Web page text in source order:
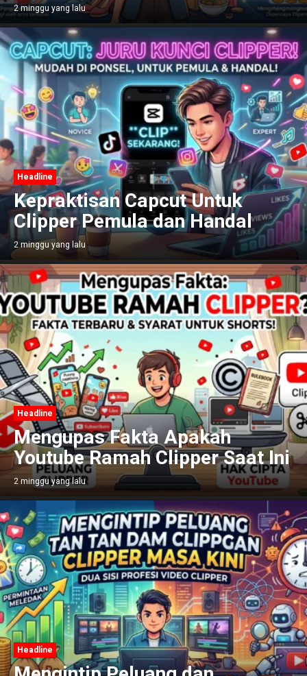
2 minggu yang lalu
Headline
Kepraktisan Capcut Untuk
Clipper Pemula dan Handal
2 minggu yang lalu
Headline
Mengupas Fakta Apakah
Youtube Ramah Clipper Saat Ini
2 minggu yang lalu
Headline